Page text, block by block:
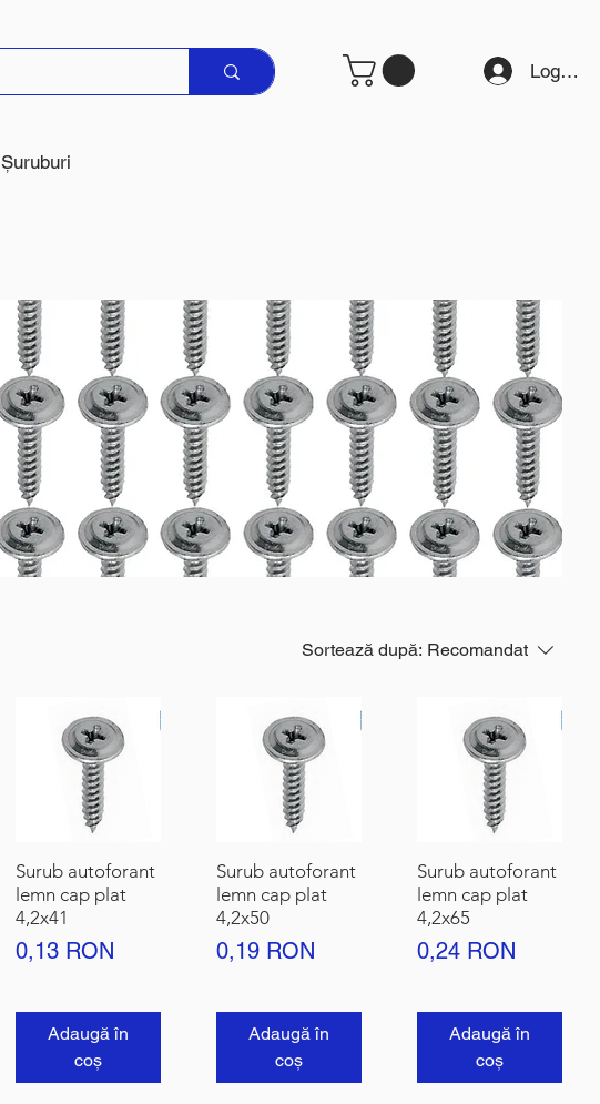
Șuruburi
Logare
Sortează după: Recomandat
Surub autoforant
lemn cap plat
4,2x41
Preț
0,13 RON
Adaugă în
coș
Surub autoforant
lemn cap plat
4,2x50
Preț
0,19 RON
Adaugă în
coș
Surub autoforant
lemn cap plat
4,2x65
Preț
0,24 RON
Adaugă în
coș